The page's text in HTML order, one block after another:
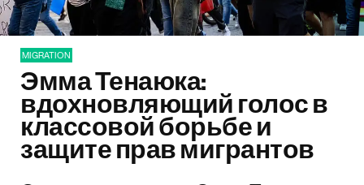
MIGRATION
Эмма Тенаюка:
вдохновляющий голос в
классовой борьбе и
защите прав мигрантов